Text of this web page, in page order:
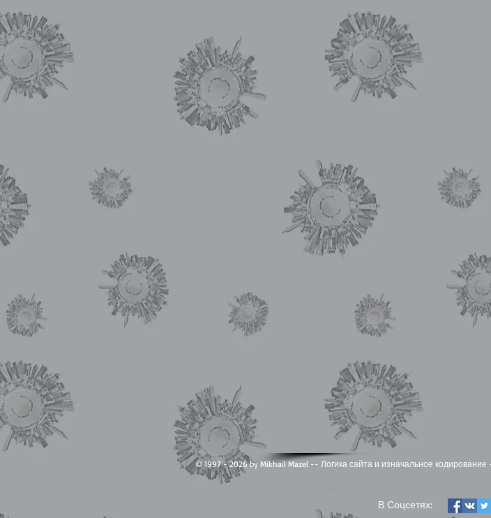
© 1997 - 2026 by Mikhail Mazel -- Логика сайта и изначальное
​В Соцсетях: